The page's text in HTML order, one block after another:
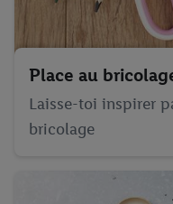
Place au
Laisse-toi inspirer
bricolage